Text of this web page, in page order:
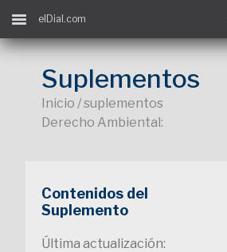
elDial.com
Suplementos
Inicio / suplementos
Derecho Ambiental:
Contenidos del
Suplemento
Última actualización: